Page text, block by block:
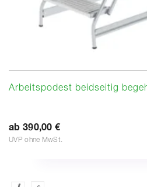
Arbeitspodest beidseitig
ab 390,00 €
UVP ohne MwSt.